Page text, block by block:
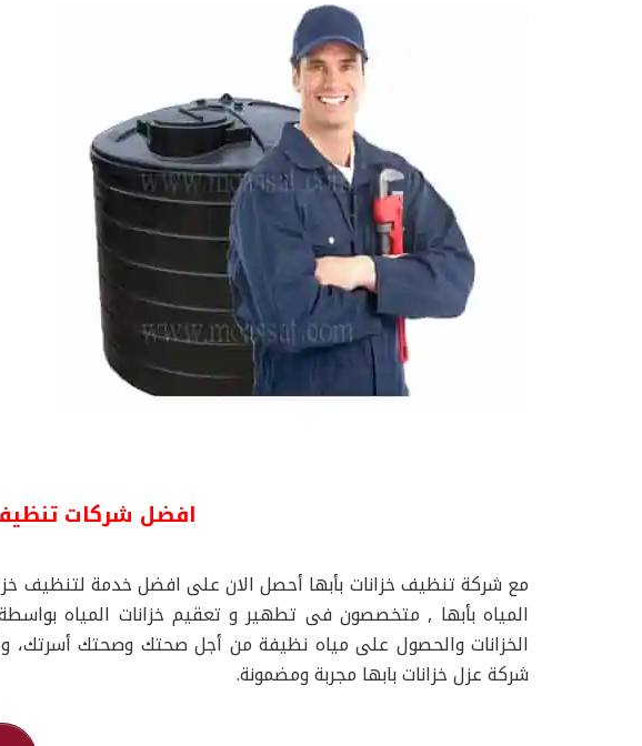
افضل شركات تنظيف
مع شركة تنظيف خزانات بأبها أحصل الان على افضل خدمة لتنظيف
المياه بأبها , متخصصون فى تطهير و تعقيم خزانات المياه
الخزانات والحصول على مياه نظيفة من أجل صحتك وصحتك أسرتك،
شركة عزل خزانات بابها مجربة ومضمونة.